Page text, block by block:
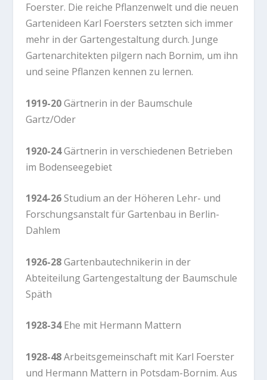
Foerster. Die reiche Pflanzenwelt und die neuen
Gartenideen Karl Foersters setzten sich immer
mehr in der Gartengestaltung durch. Junge
Gartenarchitekten pilgern nach Bornim, um ihn
und seine Pflanzen kennen zu lernen.
1919-20Gärtnerin in der Baumschule
Gartz/Oder
1920-24Gärtnerin in verschiedenen Betrieben
im Bodenseegebiet
1924-26Studium an der Höheren Lehr- und
Forschungsanstalt für Gartenbau in Berlin-
Dahlem
1926-28Gartenbautechnikerin in der
Abteiteilung Gartengestaltung der Baumschule
Späth
1928-34Ehe mit Hermann Mattern
1928-48Arbeitsgemeinschaft mit Karl Foerster
und Hermann Mattern in Potsdam-Bornim. Aus